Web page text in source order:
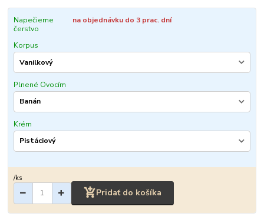
Napečieme
čerstvo
na objednávku do 3 prac. dní
Korpus
Plnené Ovocím
Krém
/ks
Pridať do košíka